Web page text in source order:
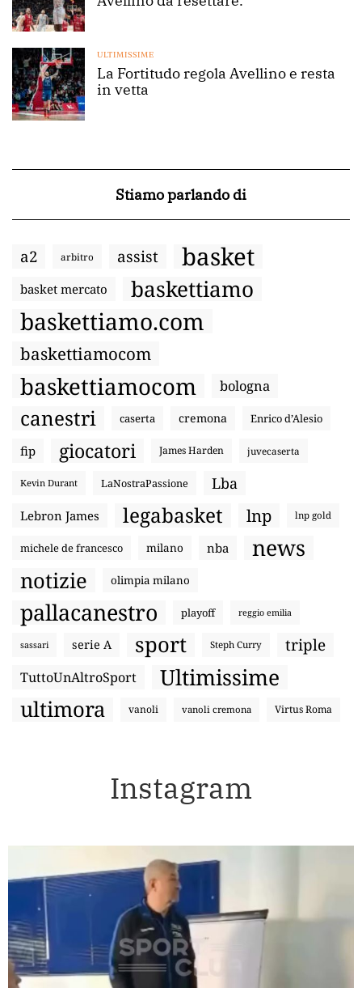
ULTIMISSIME
La Fortitudo regola Avellino e resta
in vetta
Stiamo parlando di
a2 arbitro assist basket
basket mercato baskettiamo
baskettiamo.com
baskettiamocom
baskettiamocom bologna
canestri caserta cremona Enrico d’Alesio
fip giocatori James Harden juvecaserta
Kevin Durant LaNostraPassione Lba
Lebron James legabasket lnp lnp gold
michele de francesco milano nba news
notizie olimpia milano
pallacanestro playoff reggio emilia
sassari serie A sport Steph Curry triple
TuttoUnAltroSport Ultimissime
ultimora vanoli vanoli cremona Virtus Roma
Instagram